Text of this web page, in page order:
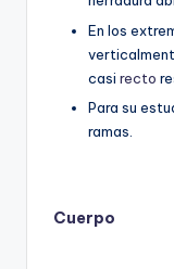
En los
casi recto
Para su
ramas.
Cuerpo